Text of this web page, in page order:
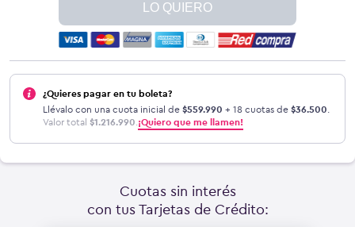
LO QUIERO
¿Quieres pagar en tu boleta?
Llévalo con una cuota inicial de $559.990 + 18 cuotas de $36.500.
Valor total $1.216.990.¡Quiero que me llamen!
Cuotas sin interés
con tus Tarjetas de Crédito: